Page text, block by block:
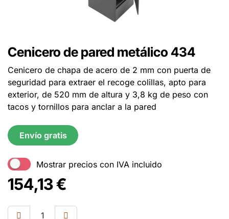
Cenicero de pared metálico 434
Cenicero de chapa de acero de 2 mm con puerta de
seguridad para extraer el recoge colillas, apto para
exterior, de 520 mm de altura y 3,8 kg de peso con
tacos y tornillos para anclar a la pared
Envío gratis
Mostrar precios con IVA incluido
154,13€